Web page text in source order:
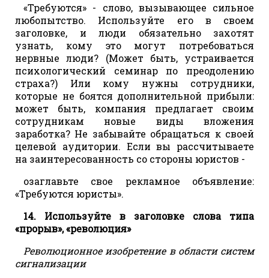
«Требуются» - слово, вызывающее сильное
любопытство. Используйте его в своем
заголовке, и люди обязательно захотят
узнать, кому это могут потребоваться
нервные люди? (Может быть, устраивается
психологический семинар по преодолению
страха?) Или кому нужны сотрудники,
которые не боятся дополнительной прибыли:
может быть, компания предлагает своим
сотрудникам новые виды вложения
заработка? Не забывайте обращаться к своей
целевой аудитории. Если вы рассчитываете
на заинтересованность со стороны юристов -
озаглавьте свое рекламное объявление:
«Требуются юристы».
14. Используйте в заголовке слова типа
«прорыв», «революция»
Революционное изобретение в области систем
сигнализации